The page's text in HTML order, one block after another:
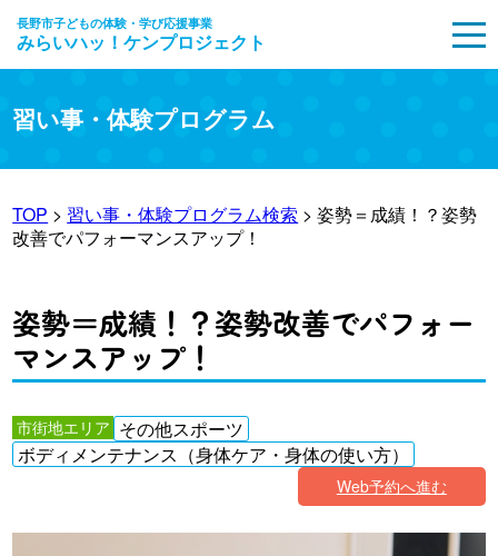
長野市子どもの体験・学び応援事業
みらいハッ！ケンプロジェクト
習い事・体験プログラム
TOP > 習い事・体験プログラム検索 > 姿勢＝成績！？姿勢
改善でパフォーマンスアップ！
姿勢＝成績！？姿勢改善でパフォー
マンスアップ！
市街地エリア その他スポーツ
ボディメンテナンス（身体ケア・身体の使い方）
Web予約へ進む